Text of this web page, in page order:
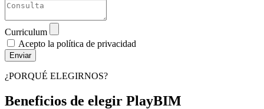
Curriculum
Acepto la política de privacidad
Enviar
¿PORQUÉ ELEGIRNOS?
Beneficios de elegir PlayBIM